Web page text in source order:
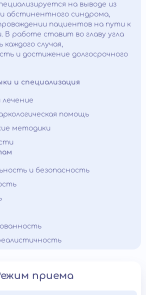
на выводе из
абстинентного синдрома,
пациентов на пути к
В работе ставит во главу угла
каждого случая,
и достижение долгосрочного
и специализация
помощь
методики
и безопасность
приема